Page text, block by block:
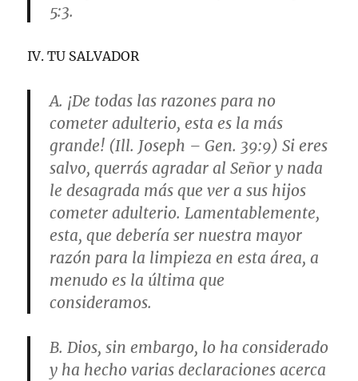
5:3.
IV. TU SALVADOR
A. ¡De todas las razones para no
cometer adulterio, esta es la más
grande! (Ill. Joseph – Gen. 39:9) Si eres
salvo, querrás agradar al Señor y nada
le desagrada más que ver a sus hijos
cometer adulterio. Lamentablemente,
esta, que debería ser nuestra mayor
razón para la limpieza en esta área, a
menudo es la última que
consideramos.
B. Dios, sin embargo, lo ha considerado
y ha hecho varias declaraciones acerca